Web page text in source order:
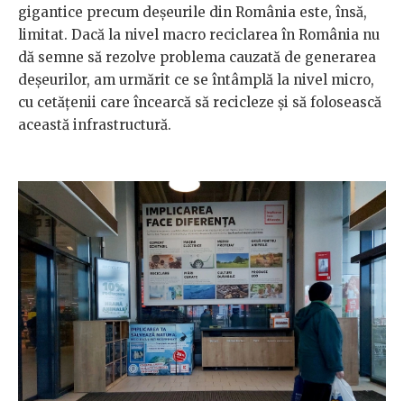
gigantice precum deșeurile din România este, însă,
limitat. Dacă la nivel macro reciclarea în România nu
dă semne să rezolve problema cauzată de generarea
deșeurilor, am urmărit ce se întâmplă la nivel micro,
cu cetățenii care încearcă să recicleze și să folosească
această infrastructură.